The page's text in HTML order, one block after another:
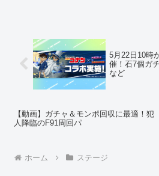
5月22日10時
催！石7個ガ
など
【動画】ガチャ＆モンポ回収に最適！犯
人降臨のF91周回パ
ホーム ステージ